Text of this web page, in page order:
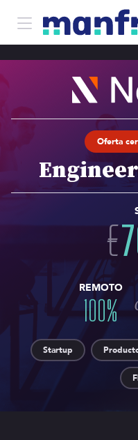
Oferta
€
REMOTO
100%
Startup